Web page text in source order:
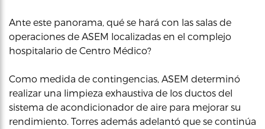
Ante este panorama, qué se hará con las salas de
operaciones de ASEM localizadas en el complejo
hospitalario de Centro Médico?
Como medida de contingencias, ASEM determinó
realizar una limpieza exhaustiva de los ductos del
sistema de acondicionador de aire para mejorar su
rendimiento. Torres además adelantó que se continúa